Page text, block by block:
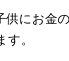
供にお金
。